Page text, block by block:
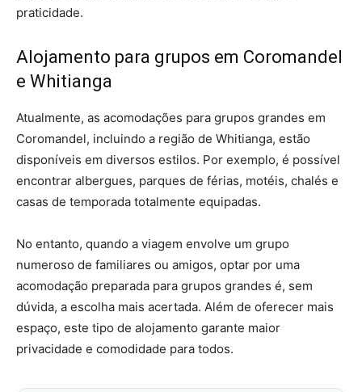
praticidade.
Alojamento para grupos em Coromandel
e Whitianga
Atualmente, as acomodações para grupos grandes em
Coromandel, incluindo a região de Whitianga, estão
disponíveis em diversos estilos. Por exemplo, é possível
encontrar albergues, parques de férias, motéis, chalés e
casas de temporada totalmente equipadas.
No entanto, quando a viagem envolve um grupo
numeroso de familiares ou amigos, optar por uma
acomodação preparada para grupos grandes é, sem
dúvida, a escolha mais acertada. Além de oferecer mais
espaço, este tipo de alojamento garante maior
privacidade e comodidade para todos.